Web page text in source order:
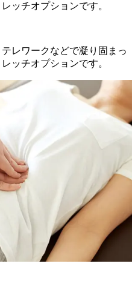
ッチオプションです。
レワークなどで凝り固まっ
ッチオプションです。